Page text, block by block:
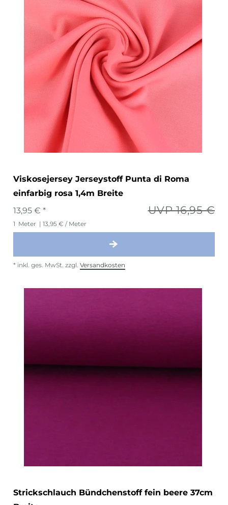
Viskosejersey Jerseystoff Punta di Roma
einfarbig rosa 1,4m Breite
UVP 16,95 €
13,95 € *
1 Meter | 13,95 € / Meter
* inkl. ges. MwSt. zzgl. Versandkosten
Strickschlauch Bündchenstoff fein beere 37cm